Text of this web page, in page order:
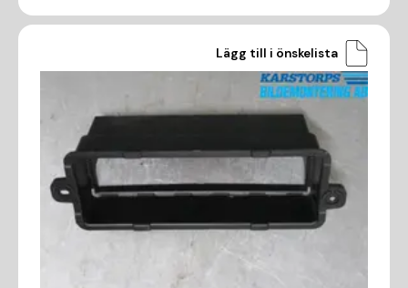
Lägg till i önskelista